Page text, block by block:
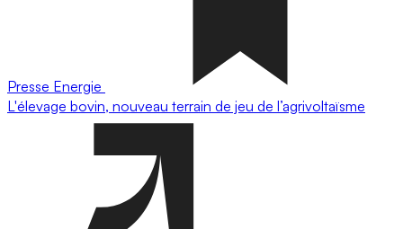
Presse Energie
L'élevage bovin, nouveau terrain de jeu de l’agrivoltaïsme